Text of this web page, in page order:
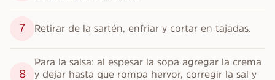
7 Retirar de la sartén, enfriar y cortar en tajadas.
8
Para la salsa: al espesar la sopa agregar la crema
y dejar hasta que rompa hervor, corregir la sal y